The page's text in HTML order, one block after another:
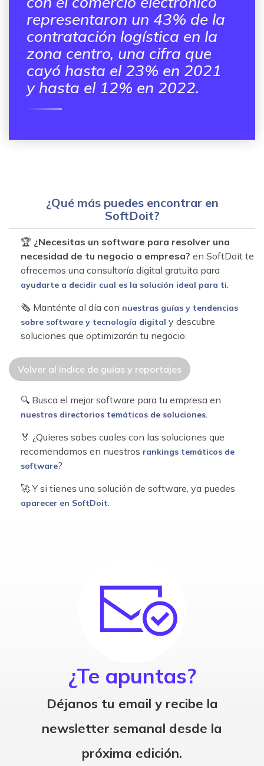
representaron un 43% de la
contratación logística en la
zona centro, una cifra que
cayó hasta el 23% en 2021
y hasta el 12% en 2022.
¿Qué más puedes encontrar en
SoftDoit?
🏆 ¿Necesitas un software para resolver una
necesidad de tu negocio o empresa? en SoftDoit te
ofrecemos una consultoría digital gratuita para
ayudarte a decidir cual es la solución ideal para ti.
🗞 Manténte al día con nuestras guías y tendencias
sobre software y tecnología digital y descubre
soluciones que optimizarán tu negocio.
Volver al índice de guías y reportajes
🔍 Busca el mejor software para tu empresa en
nuestros directorios temáticos de soluciones.
🏅 ¿Quieres sabes cuales con las soluciones que
recomendamos en nuestros rankings temáticos de
software?
🚀 Y si tienes una solución de software, ya puedes
aparecer en SoftDoit.
¿Te apuntas?
Déjanos tu email y recibe la
newsletter semanal desde la
próxima edición.